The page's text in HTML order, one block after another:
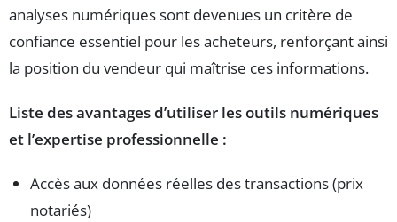
analyses numériques sont devenues un critère de
confiance essentiel pour les acheteurs, renforçant ainsi
la position du vendeur qui maîtrise ces informations.
Liste des avantages d’utiliser les outils numériques
et l’expertise professionnelle :
Accès aux données réelles des transactions (prix
notariés)